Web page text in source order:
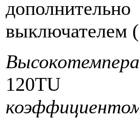
выключателем
120TU